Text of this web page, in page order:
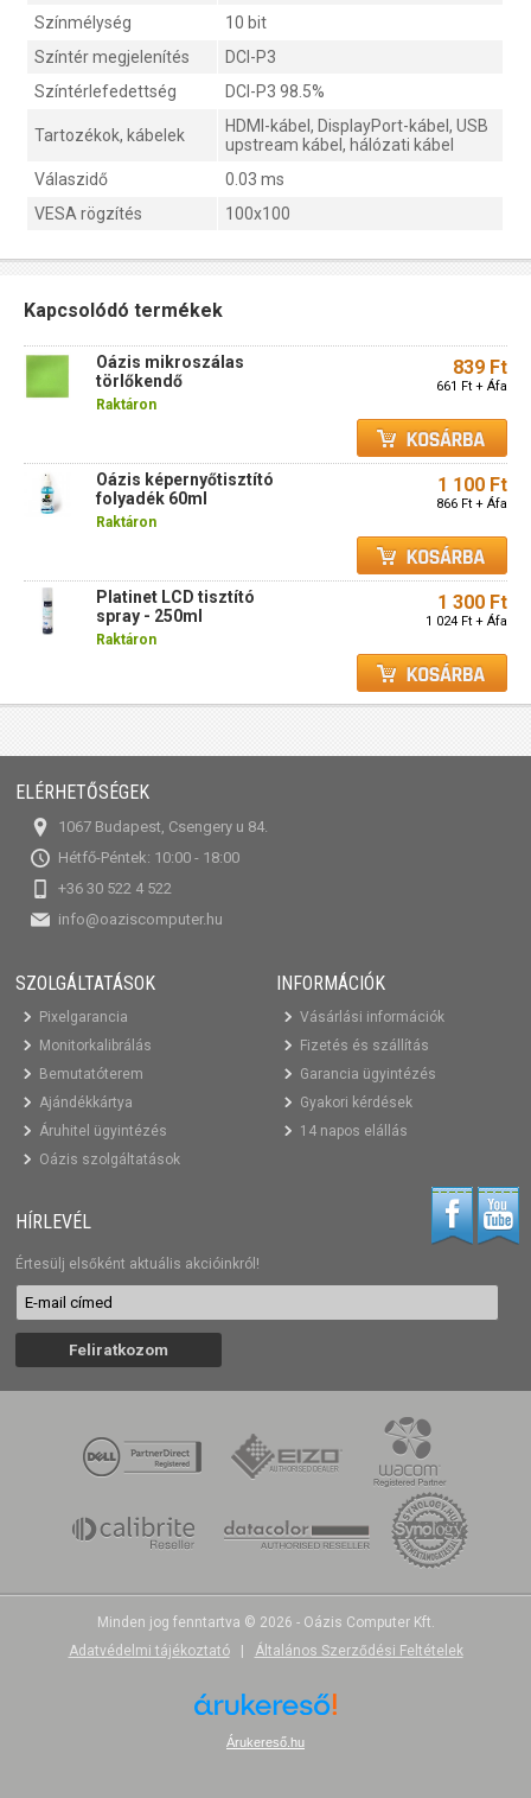
Színmélység
10 bit
Színtér megjelenítés
DCI-P3
Színtérlefedettség
DCI-P3 98.5%
Tartozékok, kábelek
HDMI-kábel, DisplayPort-kábel, USB
upstream kábel, hálózati kábel
Válaszidő
0.03 ms
VESA rögzítés
100x100
Kapcsolódó termékek
Oázis mikroszálas
törlőkendő
Raktáron
839 Ft
661 Ft + Áfa
Oázis képernyőtisztító
folyadék 60ml
Raktáron
1 100 Ft
866 Ft + Áfa
Platinet LCD tisztító
spray - 250ml
Raktáron
1 300 Ft
1 024 Ft + Áfa
ELÉRHETŐSÉGEK
1067 Budapest, Csengery u 84.
Hétfő-Péntek: 10:00 - 18:00
+36 30 522 4 522
info@oaziscomputer.hu
SZOLGÁLTATÁSOK
Pixelgarancia
Monitorkalibrálás
Bemutatóterem
Ajándékkártya
Áruhitel ügyintézés
Oázis szolgáltatások
INFORMÁCIÓK
Vásárlási információk
Fizetés és szállítás
Garancia ügyintézés
Gyakori kérdések
14 napos elállás
HÍRLEVÉL
Értesülj elsőként aktuális akcióinkról!
Minden jog fenntartva © 2026 - Oázis Computer Kft.
Adatvédelmi tájékoztató
| Általános Szerződési Feltételek
Árukereső.hu